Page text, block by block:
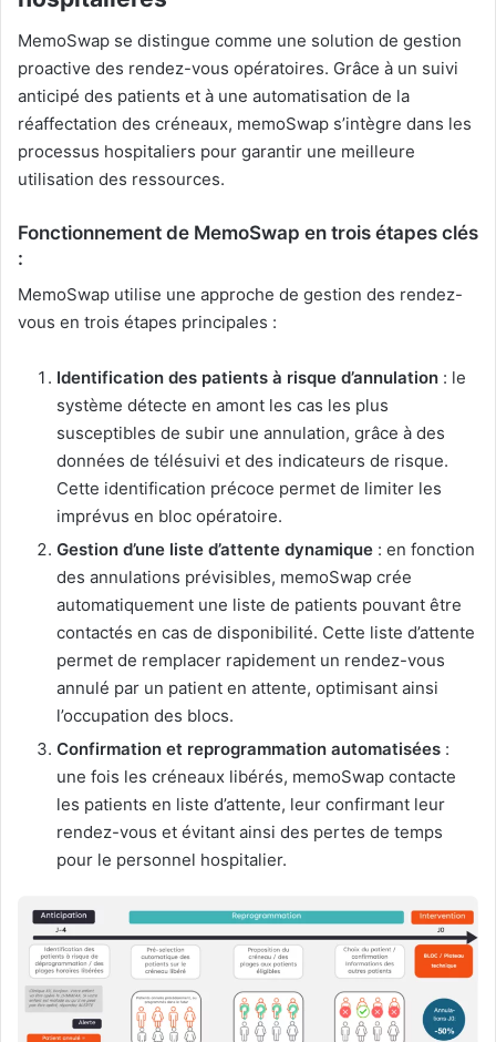
MemoSwap se distingue comme une solution de gestion
proactive des rendez-vous opératoires. Grâce à un suivi
anticipé des patients et à une automatisation de la
réaffectation des créneaux, memoSwap s’intègre dans les
processus hospitaliers pour garantir une meilleure
utilisation des ressources.
Fonctionnement de MemoSwap en trois étapes clés
:
MemoSwap utilise une approche de gestion des rendez-
vous en trois étapes principales :
Identification des patients à risque d’annulation : le
système détecte en amont les cas les plus
susceptibles de subir une annulation, grâce à des
données de télésuivi et des indicateurs de risque.
Cette identification précoce permet de limiter les
imprévus en bloc opératoire.
Gestion d’une liste d’attente dynamique : en fonction
des annulations prévisibles, memoSwap crée
automatiquement une liste de patients pouvant être
contactés en cas de disponibilité. Cette liste d’attente
permet de remplacer rapidement un rendez-vous
annulé par un patient en attente, optimisant ainsi
l’occupation des blocs.
Confirmation et reprogrammation automatisées :
une fois les créneaux libérés, memoSwap contacte
les patients en liste d’attente, leur confirmant leur
rendez-vous et évitant ainsi des pertes de temps
pour le personnel hospitalier.